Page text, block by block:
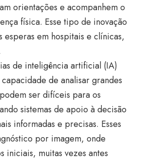
orientações e acompanhem o
física. Esse tipo de inovação
esperas em hospitais e clínicas,
de inteligência artificial (IA)
de analisar grandes
ser difíceis para os
sistemas de apoio à decisão
informadas e precisas. Esses
por imagem, onde
iniciais, muitas vezes antes